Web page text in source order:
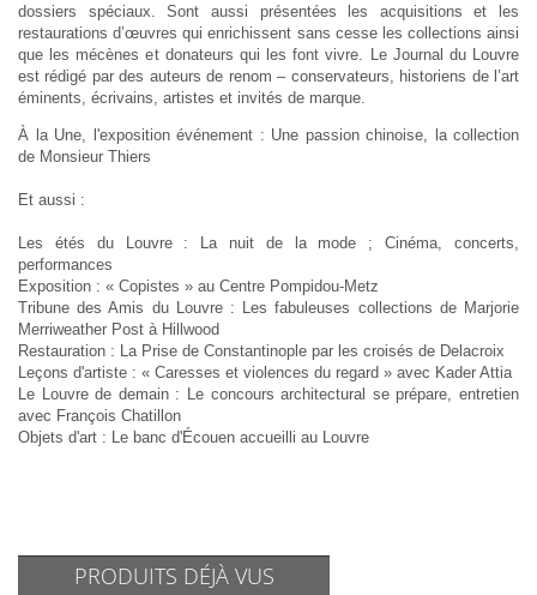
dossiers spéciaux. Sont aussi présentées les acquisitions et les
restaurations d’œuvres qui enrichissent sans cesse les collections ainsi
que les mécènes et donateurs qui les font vivre. Le Journal du Louvre
est rédigé par des auteurs de renom – conservateurs, historiens de l’art
éminents, écrivains, artistes et invités de marque.
À la Une, l'exposition événement : Une passion chinoise, la collection
de Monsieur Thiers
Et aussi :
Les étés du Louvre : La nuit de la mode ; Cinéma, concerts,
performances
Exposition : « Copistes » au Centre Pompidou-Metz
Tribune des Amis du Louvre : Les fabuleuses collections de Marjorie
Merriweather Post à Hillwood
Restauration : La Prise de Constantinople par les croisés de Delacroix
Leçons d'artiste : « Caresses et violences du regard » avec Kader Attia
Le Louvre de demain : Le concours architectural se prépare, entretien
avec François Chatillon
Objets d'art : Le banc d'Écouen accueilli au Louvre
PRODUITS DÉJÀ VUS